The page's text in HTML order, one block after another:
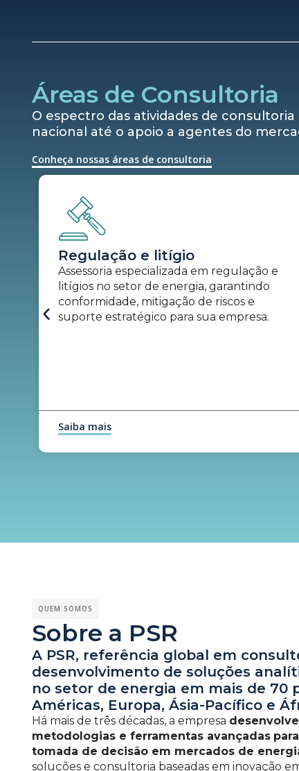
Áreas de Consultoria
O espectro das atividades de
nacional até o apoio a agentes do
Conheça nossas áreas de consultoria
Regulação e litígio
Assessoria especializada em regulação e
litígios no setor de energia, garantindo
conformidade, mitigação de riscos e
suporte estratégico para sua empresa.​
Saiba mais
QUEM SOMOS
Sobre a PSR
A PSR, referência global em
desenvolvimento de soluções
no setor de energia em mais de 70
Américas, Europa, Ásia-Pacífico e
Há mais de três décadas, a empresa desenvolve
metodologias e ferramentas avançadas
tomada de decisão em mercados de
soluções e consultoria baseadas em inovação